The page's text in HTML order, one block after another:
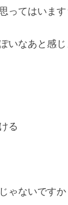
ってはいます
いなあと感じ
る
ゃないですか